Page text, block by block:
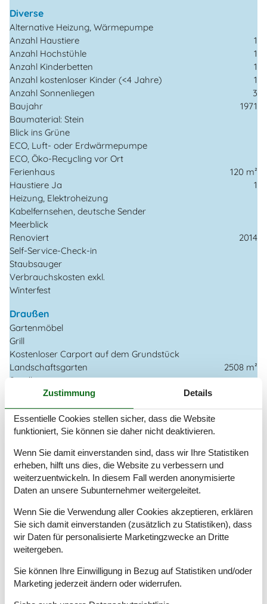
Diverse
Alternative Heizung, Wärmepumpe
Anzahl Haustiere
1
Anzahl Hochstühle
1
Anzahl Kinderbetten
1
Anzahl kostenloser Kinder (<4 Jahre)
1
Anzahl Sonnenliegen
3
Baujahr
1971
Baumaterial: Stein
Blick ins Grüne
ECO, Luft- oder Erdwärmepumpe
ECO, Öko-Recycling vor Ort
Ferienhaus
120 m²
Haustiere Ja
1
Heizung, Elektroheizung
Kabelfernsehen, deutsche Sender
Meerblick
Renoviert
2014
Self-Service-Check-in
Staubsauger
Verbrauchskosten exkl.
Winterfest
Draußen
Gartenmöbel
Grill
Kostenloser Carport auf dem Grundstück
Landschaftsgarten
2508 m²
Sandkiste
Kaminofen
1 DVD
1 Fernseher
DK-DR1/TV2
Flachbildfernseher
Internet (drahtlos)
Radio
In der Nähe
Entf. zum Wasser/Baden
200 m
Entfernung Einkauf
Entfernung zu Angelmöglichkeiten
Zustimmung Details
Essentielle Cookies stellen sicher, dass die Website
funktioniert, Sie können sie daher nicht deaktivieren.
Wenn Sie damit einverstanden sind, dass wir Ihre Statistiken
erheben, hilft uns dies, die Website zu verbessern und
weiterzuentwickeln. In diesem Fall werden anonymisierte
Daten an unsere Subunternehmer weitergeleitet.
Wenn Sie die Verwendung aller Cookies akzeptieren, erklären
Sie sich damit einverstanden (zusätzlich zu Statistiken), dass
wir Daten für personalisierte Marketingzwecke an Dritte
weitergeben.
Sie können Ihre Einwilligung in Bezug auf Statistiken und/oder
Marketing jederzeit ändern oder widerrufen.